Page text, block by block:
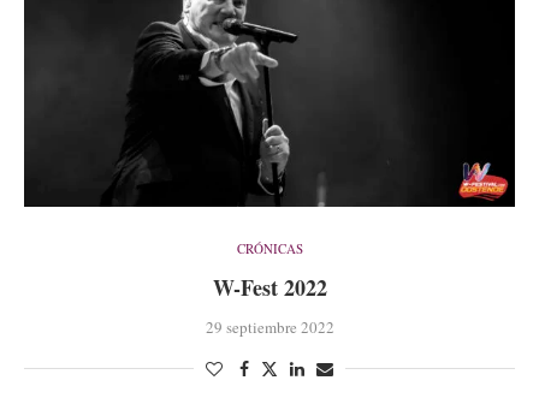
CRÓNICAS
W-Fest 2022
29 septiembre 2022